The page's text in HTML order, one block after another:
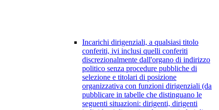
Incarichi dirigenziali, a qualsiasi titolo
conferiti, ivi inclusi quelli conferiti
discrezionalmente dall'organo di indirizzo
politico senza procedure pubbliche di
selezione e titolari di posizione
organizzativa con funzioni dirigenziali (da
pubblicare in tabelle che distinguano le
seguenti situazioni: dirigenti, dirigenti